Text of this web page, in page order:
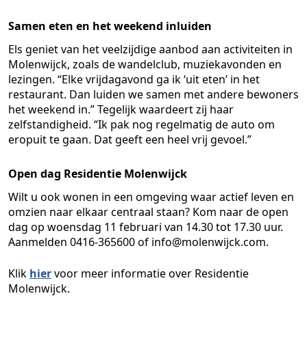
Samen eten en het weekend inluiden
Els geniet van het veelzijdige aanbod aan activiteiten in
Molenwijck, zoals de wandelclub, muziekavonden en
lezingen. “Elke vrijdagavond ga ik ‘uit eten’ in het
restaurant. Dan luiden we samen met andere bewoners
het weekend in.” Tegelijk waardeert zij haar
zelfstandigheid. “Ik pak nog regelmatig de auto om
eropuit te gaan. Dat geeft een heel vrij gevoel.”
Open dag Residentie Molenwijck
Wilt u ook wonen in een omgeving waar actief leven en
omzien naar elkaar centraal staan? Kom naar de open
dag op woensdag 11 februari van 14.30 tot 17.30 uur.
Aanmelden 0416-365600 of info@molenwijck.com.
Klik hiervoor meer informatie over Residentie
Molenwijck.